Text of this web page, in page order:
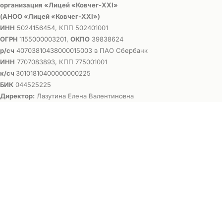
организация «Лицей «Ковчег-ХХI»
(АНОО «Лицей «Ковчег-ХХI»)
ИНН 5024156454, КПП 502401001
ОГРН 1155000003201, ОКПО 39838624
р/сч 40703810438000015003 в ПАО Сбербанк
ИНН 7707083893, КПП 775001001
к/сч 30101810400000000225
БИК 044525225
Директор: Лазутина Елена Валентиновна